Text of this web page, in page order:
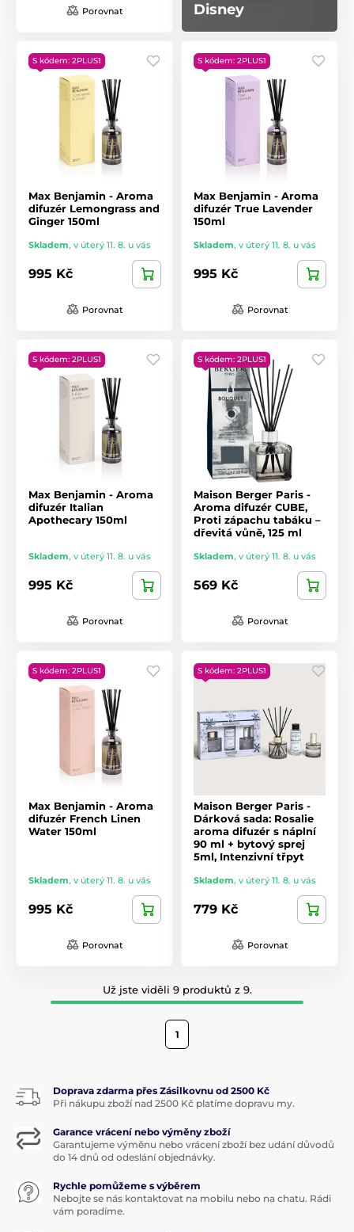
Porovnat Disney
S kódem: 2PLUS1
Max Benjamin - Aroma
difuzér Lemongrass and
Ginger 150ml
Skladem, v úterý 11. 8. u vás
995 Kč
Porovnat
S kódem: 2PLUS1
Max Benjamin - Aroma
difuzér True Lavender
150ml
Skladem, v úterý 11. 8. u vás
995 Kč
Porovnat
S kódem: 2PLUS1
Max Benjamin - Aroma
difuzér Italian
Apothecary 150ml
Skladem, v úterý 11. 8. u vás
995 Kč
Porovnat
S kódem: 2PLUS1
Maison Berger Paris -
Aroma difuzér CUBE,
Proti zápachu tabáku –
dřevitá vůně, 125 ml
Skladem, v úterý 11. 8. u vás
569 Kč
Porovnat
S kódem: 2PLUS1
Max Benjamin - Aroma
difuzér French Linen
Water 150ml
Skladem, v úterý 11. 8. u vás
995 Kč
Porovnat
S kódem: 2PLUS1
Maison Berger Paris -
Dárková sada: Rosalie
aroma difuzér s náplní
90 ml + bytový sprej
5ml, Intenzivní třpyt
Skladem, v úterý 11. 8. u vás
779 Kč
Porovnat
Už jste viděli 9 produktů z 9.
1
Doprava zdarma přes Zásilkovnu od 2500 Kč
Při nákupu zboží nad 2500 Kč platíme dopravu my.
Garance vrácení nebo výměny zboží
Garantujeme výměnu nebo vrácení zboží bez udání důvodů
do 14 dnů od odeslání objednávky.
Rychle pomůžeme s výběrem
Nebojte se nás kontaktovat na mobilu nebo na chatu. Rádi
vám poradíme.